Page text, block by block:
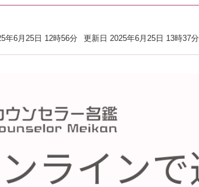
年6月25日 12時56分 更新日 2025年6月25日 13時37分